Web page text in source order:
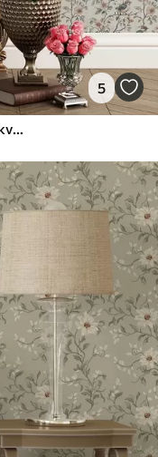
5
Fugle på grene med blomster i retro akvarel-stil